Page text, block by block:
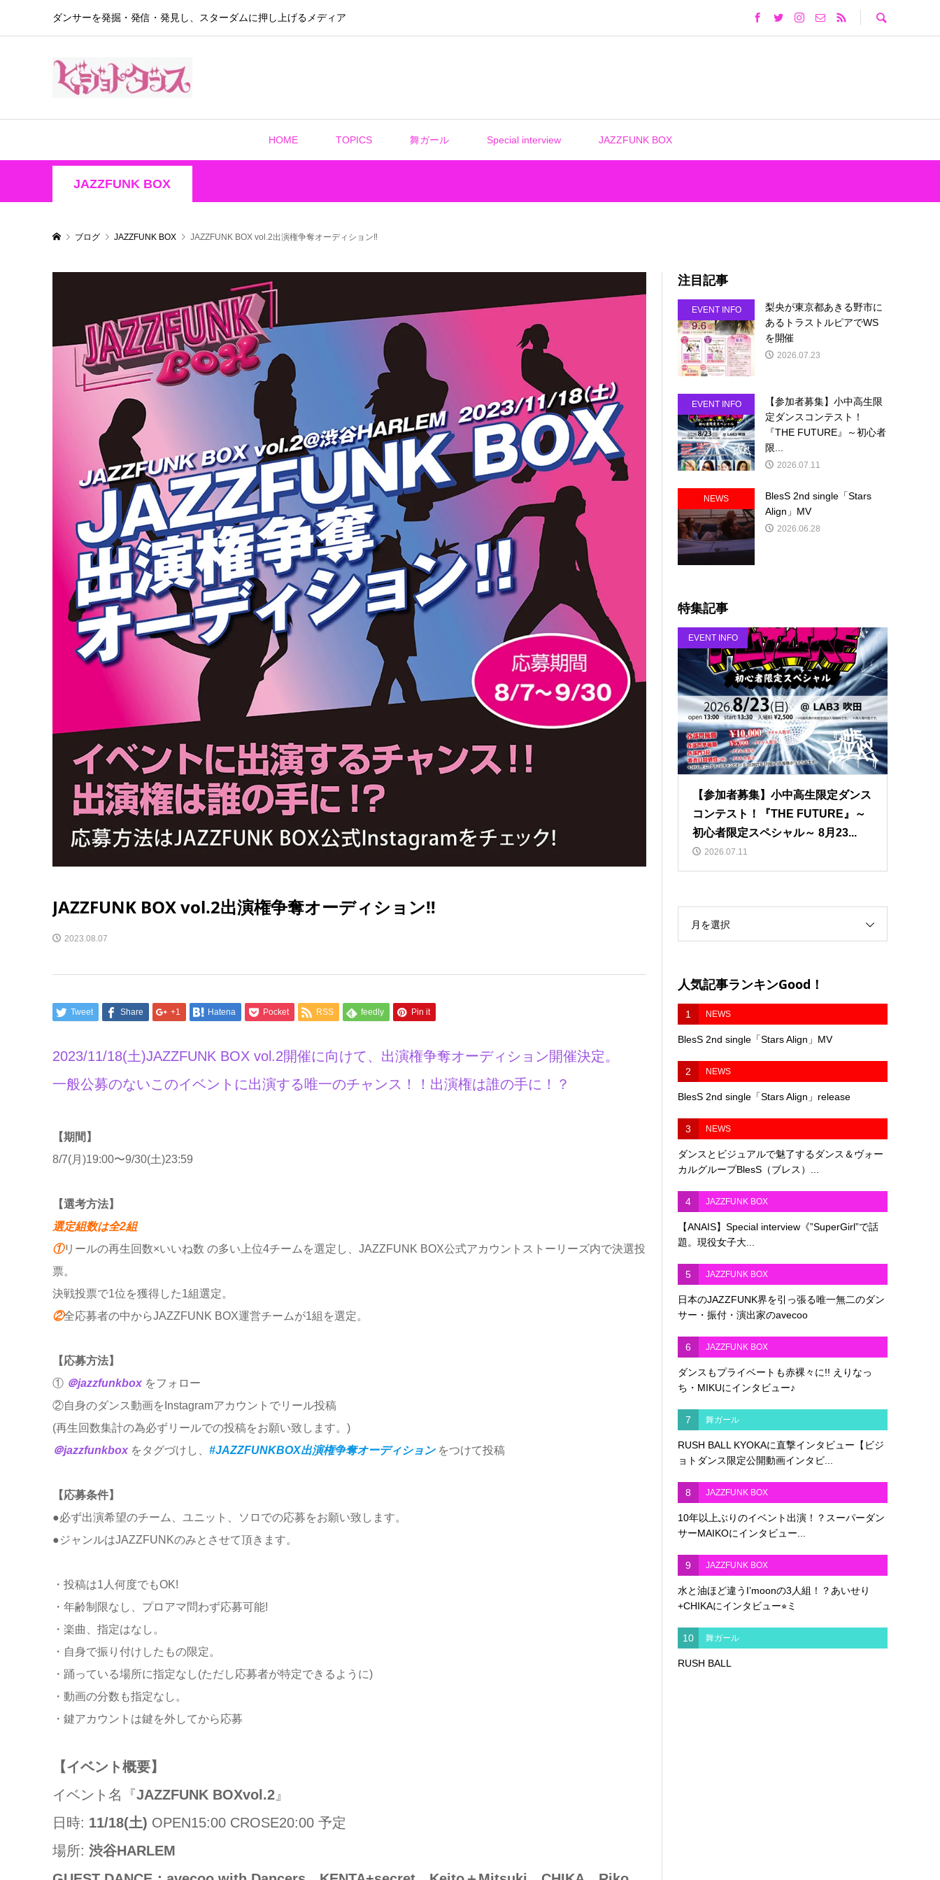
ダンサーを発掘・発信・発見し、スターダムに押し上げるメディア
HOME TOPICS 舞ガール Special interview JAZZFUNK BOX
JAZZFUNK BOX
ブログ JAZZFUNK BOX JAZZFUNK BOX vol.2出演権争奪オーディション‼
JAZZFUNK BOX vol.2出演権争奪オーディション‼
2023.08.07
Tweet Share +1 Hatena Pocket RSS feedly Pin it
2023/11/18(土)JAZZFUNK BOX vol.2開催に向けて、出演権争奪オーディション開催決定。
一般公募のないこのイベントに出演する唯一のチャンス！！出演権は誰の手に！？
【期間】
8/7(月)19:00〜9/30(土)23:59
【選考方法】
選定組数は全2組
①リールの再生回数×いいね数 の多い上位4チームを選定し、JAZZFUNK BOX公式アカウントストーリーズ内で決選投
票。
決戦投票で1位を獲得した1組選定。
②全応募者の中からJAZZFUNK BOX運営チームが1組を選定。
【応募方法】
① ＠jazzfunkboxをフォロー
②自身のダンス動画をInstagramアカウントでリール投稿
(再生回数集計の為必ずリールでの投稿をお願い致します。)
＠jazzfunkboxをタグづけし、 #JAZZFUNKBOX出演権争奪オーディションをつけて投稿
【応募条件】
●必ず出演希望のチーム、ユニット、ソロでの応募をお願い致します。
●ジャンルはJAZZFUNKのみとさせて頂きます。
・投稿は1人何度でもOK!
・年齢制限なし、プロアマ問わず応募可能!
・楽曲、指定はなし。
・自身で振り付けしたもの限定。
・踊っている場所に指定なし(ただし応募者が特定できるように)
・動画の分数も指定なし。
・鍵アカウントは鍵を外してから応募
【イベント概要】
イベント名『JAZZFUNK BOXvol.2』
日時: 11/18(土) OPEN15:00 CROSE20:00 予定
場所: 渋谷HARLEM
注目記事
EVENT INFO
梨央が東京都あきる野市に
あるトラストルピアでWS
を開催
2026.07.23
EVENT INFO
【参加者募集】小中高生限
定ダンスコンテスト！
『THE FUTURE』～初心者
限...
2026.07.11
NEWS
BlesS 2nd single「Stars
Align」MV
2026.06.28
特集記事
EVENT INFO
【参加者募集】小中高生限定ダンス
コンテスト！『THE FUTURE』～
初心者限定スペシャル～ 8月23...
2026.07.11
月を選択
人気記事ランキンGood！
1 NEWS
BlesS 2nd single「Stars Align」MV
2 NEWS
BlesS 2nd single「Stars Align」release
3 NEWS
ダンスとビジュアルで魅了するダンス＆ヴォー
カルグループBlesS（ブレス）...
4 JAZZFUNK BOX
【ANAIS】Special interview《”SuperGirl”で話
題。現役女子大...
5 JAZZFUNK BOX
日本のJAZZFUNK界を引っ張る唯一無二のダン
サー・振付・演出家のavecoo
6 JAZZFUNK BOX
ダンスもプライベートも赤裸々に!! えりなっ
ち・MIKUにインタビュー♪
7 舞ガール
RUSH BALL KYOKAに直撃インタビュー【ビジ
ョトダンス限定公開動画インタビ...
8 JAZZFUNK BOX
10年以上ぶりのイベント出演！？スーパーダン
サーMAIKOにインタビュー...
9 JAZZFUNK BOX
水と油ほど違うI’moonの3人組！？あいせり
+CHIKAにインタビュー⭐︎ミ
10 舞ガール
RUSH BALL